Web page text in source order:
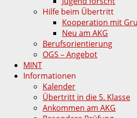
Hilfe beim Übertritt
Kooperation mit
Neu am AKG
Berufsorientierung
OGS – Angebot
MINT
Informationen
Kalender
Übertritt in die 5. Klasse
Ankommen am AKG